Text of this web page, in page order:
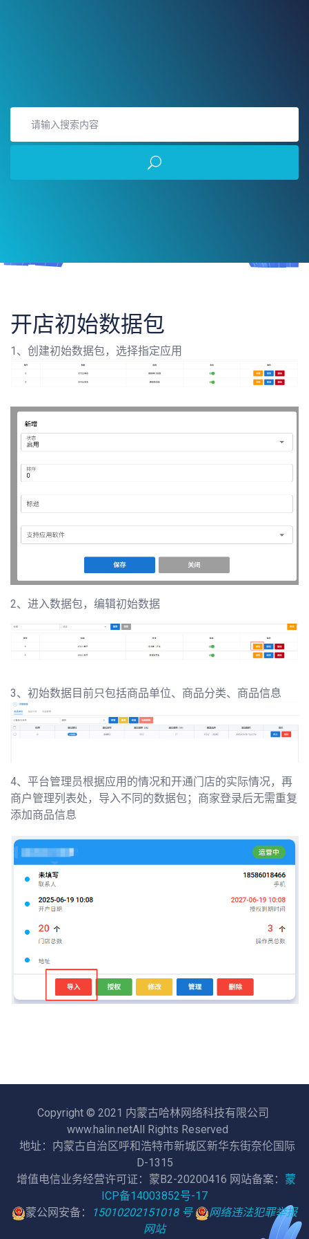
开店初始数据包
1、创建初始数据包，选择指定应用
2、进入数据包，编辑初始数据
3、初始数据目前只包括商品单位、商品分类、商品信息
4、平台管理员根据应用的情况和开通门店的实际情况，再
商户管理列表处，导入不同的数据包；商家登录后无需重复
添加商品信息
Copyright © 2021 内蒙古哈林网络科技有限公司
www.halin.netAll Rights Reserved
地址：内蒙古自治区呼和浩特市新城区新华东街奈伦国际
D-1315
增值电信业务经营许可证：蒙B2-20200416 网站备案： 蒙
ICP备14003852号-17
蒙公网安备：
15010202151018 号
网络违法犯罪举报
网站